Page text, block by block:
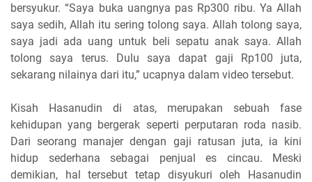
bersyukur. “Saya buka uangnya pas Rp300 ribu. Ya Allah
saya sedih, Allah itu sering tolong saya. Allah tolong saya,
saya jadi ada uang untuk beli sepatu anak saya. Allah
tolong saya terus. Dulu saya dapat gaji Rp100 juta,
sekarang nilainya dari itu,” ucapnya dalam video tersebut.
Kisah Hasanudin di atas, merupakan sebuah fase
kehidupan yang bergerak seperti perputaran roda nasib.
Dari seorang manajer dengan gaji ratusan juta, ia kini
hidup sederhana sebagai penjual es cincau. Meski
demikian, hal tersebut tetap disyukuri oleh Hasanudin